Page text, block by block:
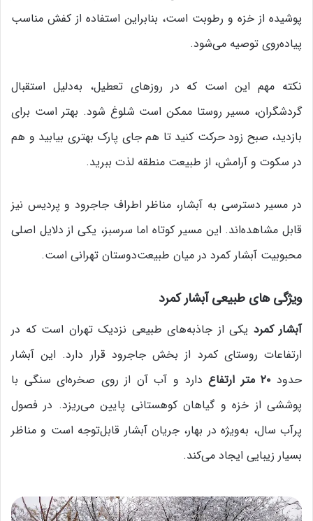
پوشیده از خزه و رطوبت است، بنابراین استفاده از کفش مناسب
پیاده‌روی توصیه می‌شود.
نکته مهم این است که در روزهای تعطیل، به‌دلیل استقبال
گردشگران، مسیر روستا ممکن است شلوغ شود. بهتر است برای
بازدید، صبح زود حرکت کنید تا هم جای پارک بهتری بیابید و هم
در سکوت و آرامش، از طبیعت منطقه لذت ببرید.
در مسیر دسترسی به آبشار، مناظر اطراف جاجرود و پردیس نیز
قابل مشاهده‌اند. این مسیر کوتاه اما سرسبز، یکی از دلایل اصلی
محبوبیت آبشار کمرد در میان طبیعت‌دوستان تهرانی است.
ویژگی‌ های طبیعی آبشار کمرد
آبشار کمرد یکی از جاذبه‌های طبیعی نزدیک تهران است که در
ارتفاعات روستای کمرد از بخش جاجرود قرار دارد. این آبشار
حدود ۲۰ متر ارتفاع
دارد و آب آن از روی صخره‌ای سنگی با
پوششی از خزه و گیاهان کوهستانی پایین می‌ریزد. در فصول
پرآب سال، به‌ویژه در بهار، جریان آبشار قابل‌توجه است و مناظر
بسیار زیبایی ایجاد می‌کند.